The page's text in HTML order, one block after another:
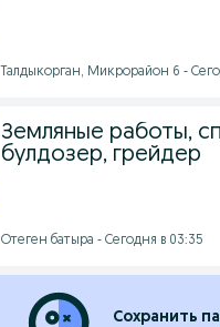
Талдыкорган, Микрорайон 6 -
Земляные работы,
булдозер, грейдер
Отеген батыра - Сегодня в 03:35
Сохранить